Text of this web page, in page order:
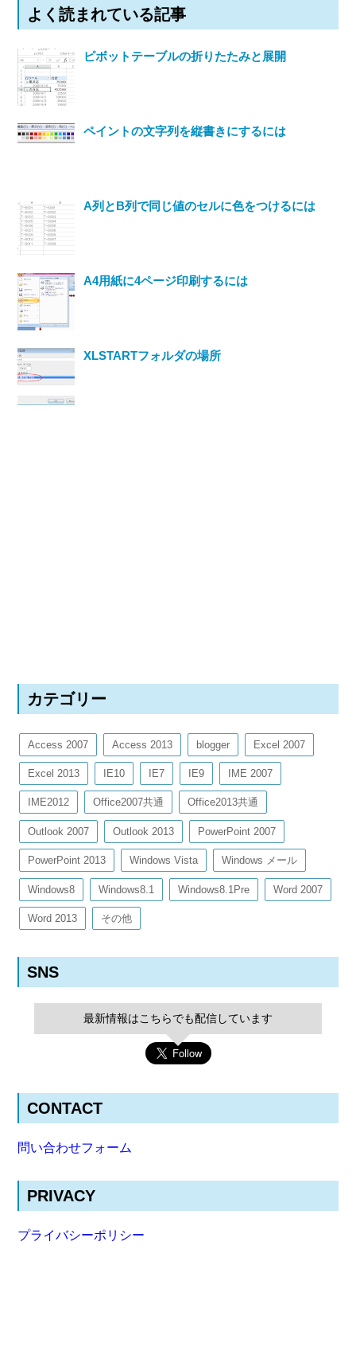
よく読まれている記事
ピボットテーブルの折りたたみと展開
ペイントの文字列を縦書きにするには
A列とB列で同じ値のセルに色をつけるには
A4用紙に4ページ印刷するには
XLSTARTフォルダの場所
カテゴリー
Access 2007 Access 2013 blogger Excel 2007
Excel 2013 IE10 IE7 IE9 IME 2007
IME2012 Office2007共通 Office2013共通
Outlook 2007 Outlook 2013 PowerPoint 2007
PowerPoint 2013 Windows Vista Windows メール
Windows8 Windows8.1 Windows8.1Pre Word 2007
Word 2013 その他
SNS
最新情報はこちらでも配信しています
CONTACT
問い合わせフォーム
PRIVACY
プライバシーポリシー